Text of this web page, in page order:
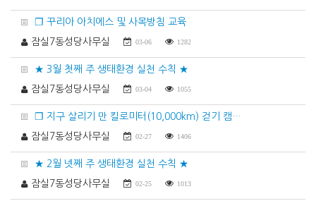
❐ 꾸리아 아치에스 및 사목방침 교육
잠실7동성당사무실
03-06 1282
★ 3월 첫째 주 생태환경 실천 수칙 ★
잠실7동성당사무실
03-04 1055
❐ 지구 살리기 만 킬로미터(10,000km) 걷기 캠…
잠실7동성당사무실
02-27 1406
★ 2월 넷째 주 생태환경 실천 수칙 ★
잠실7동성당사무실
02-25 1013